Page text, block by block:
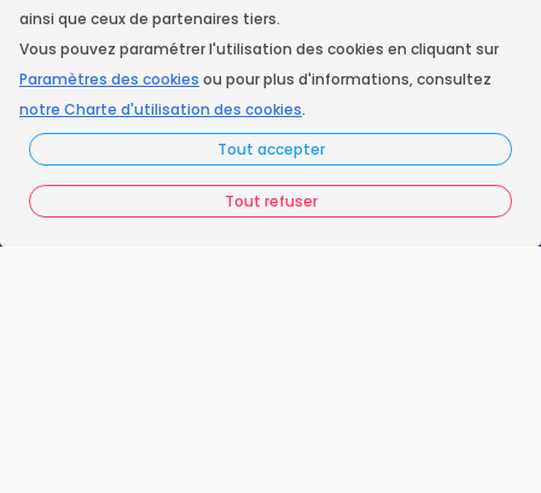
ainsi que ceux de partenaires tiers.
Vous pouvez paramétrer l'utilisation des cookies en cliquant sur
Paramètres des cookies ou pour plus d'informations, consultez
notre Charte d'utilisation des cookies.
Tout accepter
Tout refuser
Instagram
Accueil
Nos engagements